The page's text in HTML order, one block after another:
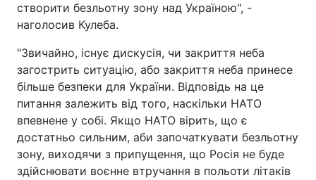
створити безльотну зону над Україною", -
наголосив Кулеба.
"Звичайно, існує дискусія, чи закриття неба
загострить ситуацію, або закриття неба принесе
більше безпеки для України. Відповідь на це
питання залежить від того, наскільки НАТО
впевнене у собі. Якщо НАТО вірить, що є
достатньо сильним, аби започаткувати безльотну
зону, виходячи з припущення, що Росія не буде
здійснювати воєнне втручання в польоти літаків